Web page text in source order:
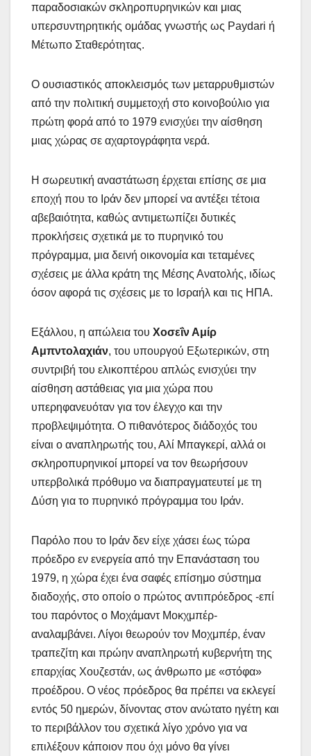
παραδοσιακών σκληροπυρηνικών και μιας
υπερσυντηρητικής ομάδας γνωστής ως Paydari ή
Μέτωπο Σταθερότητας.
Ο ουσιαστικός αποκλεισμός των μεταρρυθμιστών
από την πολιτική συμμετοχή στο κοινοβούλιο για
πρώτη φορά από το 1979 ενισχύει την αίσθηση
μιας χώρας σε αχαρτογράφητα νερά.
Η σωρευτική αναστάτωση έρχεται επίσης σε μια
εποχή που το Ιράν δεν μπορεί να αντέξει τέτοια
αβεβαιότητα, καθώς αντιμετωπίζει δυτικές
προκλήσεις σχετικά με το πυρηνικό του
πρόγραμμα, μια δεινή οικονομία και τεταμένες
σχέσεις με άλλα κράτη της Μέσης Ανατολής, ιδίως
όσον αφορά τις σχέσεις με το Ισραήλ και τις ΗΠΑ.
Εξάλλου, η απώλεια του Χοσεΐν Αμίρ
Αμπντολαχιάν, του υπουργού Εξωτερικών, στη
συντριβή του ελικοπτέρου απλώς ενισχύει την
αίσθηση αστάθειας για μια χώρα που
υπερηφανευόταν για τον έλεγχο και την
προβλεψιμότητα. Ο πιθανότερος διάδοχός του
είναι ο αναπληρωτής του, Αλί Μπαγκερί, αλλά οι
σκληροπυρηνικοί μπορεί να τον θεωρήσουν
υπερβολικά πρόθυμο να διαπραγματευτεί με τη
Δύση για το πυρηνικό πρόγραμμα του Ιράν.
Παρόλο που το Ιράν δεν είχε χάσει έως τώρα
πρόεδρο εν ενεργεία από την Επανάσταση του
1979, η χώρα έχει ένα σαφές επίσημο σύστημα
διαδοχής, στο οποίο ο πρώτος αντιπρόεδρος -επί
του παρόντος ο Μοχάμαντ Μοκχμπέρ-
αναλαμβάνει. Λίγοι θεωρούν τον Μοχμπέρ, έναν
τραπεζίτη και πρώην αναπληρωτή κυβερνήτη της
επαρχίας Χουζεστάν, ως άνθρωπο με «στόφα»
προέδρου. Ο νέος πρόεδρος θα πρέπει να εκλεγεί
εντός 50 ημερών, δίνοντας στον ανώτατο ηγέτη και
το περιβάλλον του σχετικά λίγο χρόνο για να
επιλέξουν κάποιον που όχι μόνο θα γίνει